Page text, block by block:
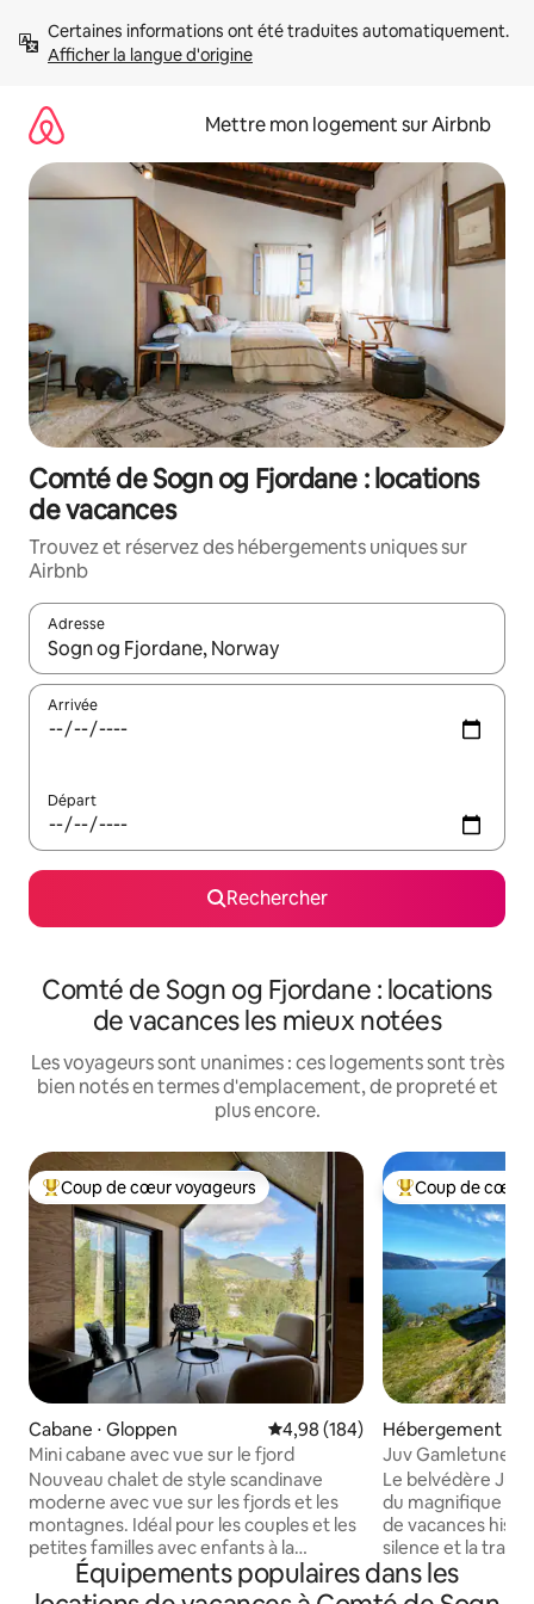
directement
Afficher la langue d'origine
Mettre mon logement sur Airbnb
Comté de Sogn og Fjordane : locations
de vacances
Trouvez et réservez des hébergements uniques sur
Airbnb
Adresse
Lorsque les résultats s'affichent, utilisez les flèches vers le
Arrivée
Départ
Rechercher
Comté de Sogn og Fjordane : locations
de vacances les mieux notées
Les voyageurs sont unanimes : ces logements sont très
bien notés en termes d'emplacement, de propreté et
plus encore.
Coups de cœur voyageurs les plus appréciés
Coup de cœur voyageurs
Cabane ⋅ Gloppen Évaluation moyenne sur la
4,98 (184)
Mini cabane avec vue sur le fjord
Nouveau chalet de style scandinave
moderne avec vue sur les fjords et les
montagnes. Idéal pour les couples et les
petites familles avec enfants à la
recherche de tranquillité et
d’expériences en pleine nature. Deux
Coups de cœur
Coup de cœur
Hébergement ⋅
Juv Gamletunet
Le belvédère Juv est situé en plein cœur
du magnifique
de vacances
silence et la
norvégien
panoramique
Équipements populaires dans les